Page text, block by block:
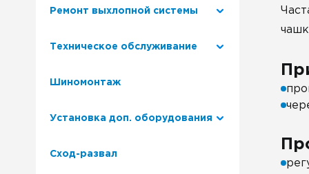
Ремонт выхлопной системы
Техническое обслуживание
Шиномонтаж
Установка доп. оборудования
Сход-развал